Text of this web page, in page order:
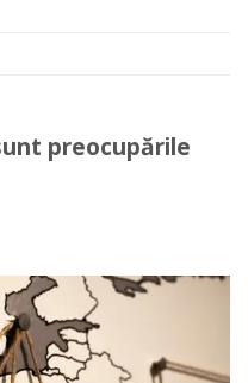
preocupările